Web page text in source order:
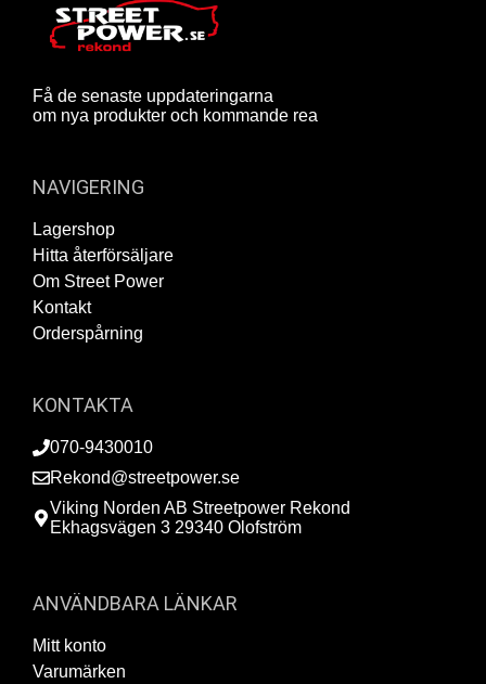
Få de senaste uppdateringarna
om nya produkter och kommande rea
NAVIGERING
Lagershop
Hitta återförsäljare
Om Street Power
Kontakt
Orderspårning
KONTAKTA
070-9430010
Rekond@streetpower.se
Viking Norden AB Streetpower Rekond
Ekhagsvägen 3 29340 Olofström
ANVÄNDBARA LÄNKAR
Mitt konto
Varumärken